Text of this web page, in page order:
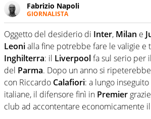
Fabrizio Napoli
GIORNALISTA
Giornalista professionista, per
il calcio ma è con la pallanuoto che
passioni. Cura la comunicazione di
grande festival di waterpolo per
Oggetto del desiderio di Inter, Milan e
Leonialla fine potrebbe fare le valigie e
Inghilterra: il Liverpoolfa sul serio per
del Parma. Dopo un anno si
con Riccardo Calafiori: a lungo
italiane, il difensore finì in Premier
club ad accontentare economicamente il